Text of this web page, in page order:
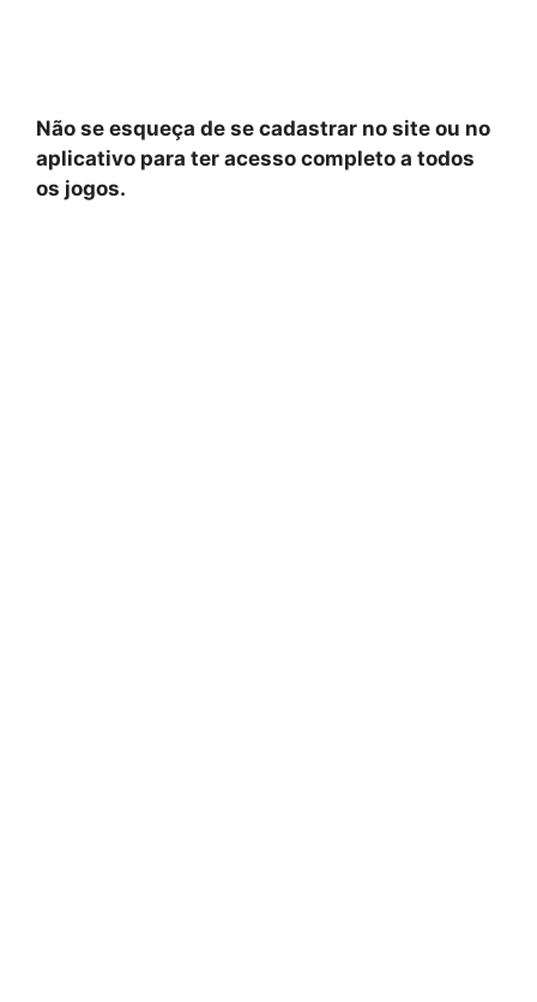
Não se esqueça de se cadastrar no site ou no
aplicativo para ter acesso completo a todos
os jogos.